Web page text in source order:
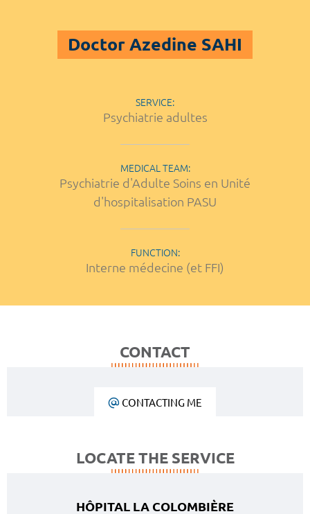
Doctor Azedine SAHI
SERVICE:
Psychiatrie adultes
MEDICAL TEAM:
Psychiatrie d'Adulte Soins en Unité
d'hospitalisation PASU
FUNCTION:
Interne médecine (et FFI)
CONTACT
CONTACTING ME
LOCATE THE SERVICE
HÔPITAL LA COLOMBIÈRE